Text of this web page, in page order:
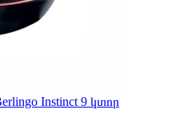
Instinct 9 կտոր